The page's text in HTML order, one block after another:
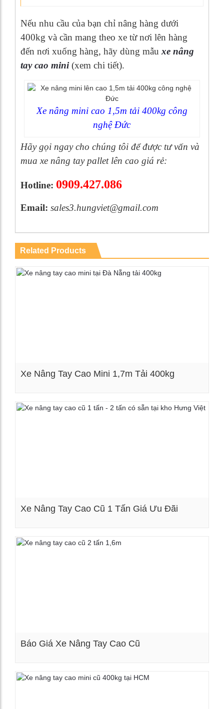
Nếu nhu cầu của bạn chỉ nâng hàng dưới
400kg và cần mang theo xe từ nơi lên hàng
đến nơi xuống hàng, hãy dùng mẫu xe nâng
tay cao mini(xem chi tiết).
Xe nâng mini cao 1,5m tải 400kg công
nghệ Đức
Hãy gọi ngay cho chúng tôi để được tư vấn và
mua xe nâng tay pallet lên cao giá rẻ:
Hotline: 0909.427.086
Email: sales3.hungviet@gmail.com
Related Products
Xe Nâng Tay Cao Mini 1,7m Tải 400kg
Xe Nâng Tay Cao Cũ 1 Tấn Giá Ưu Đãi
Báo Giá Xe Nâng Tay Cao Cũ